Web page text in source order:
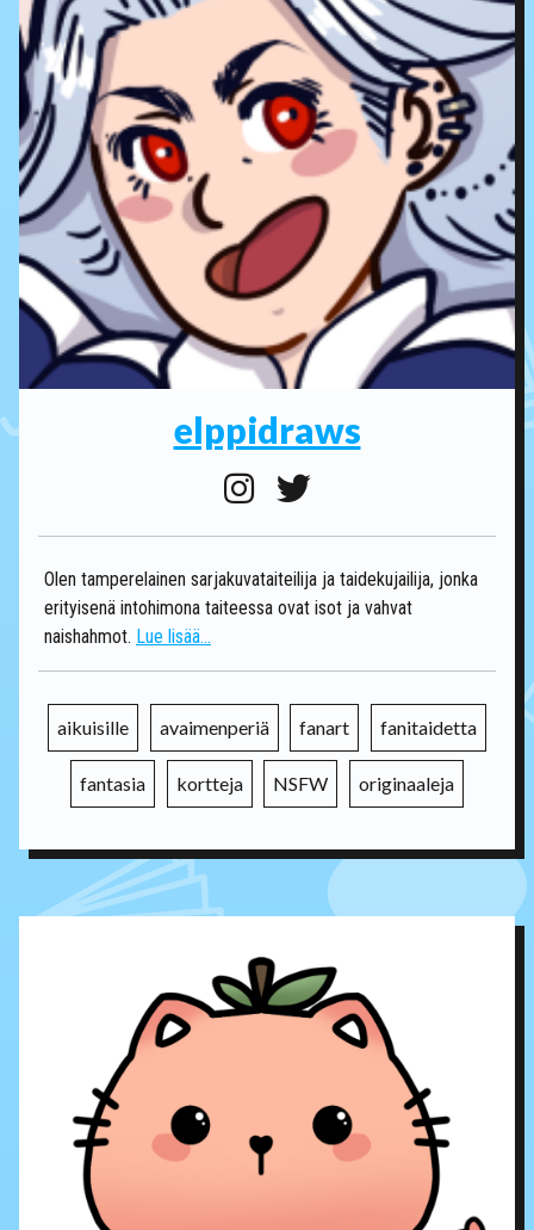
elppidraws
Olen tamperelainen sarjakuvataiteilija ja taidekujailija, jonka
erityisenä intohimona taiteessa ovat isot ja vahvat
naishahmot. Lue lisää...
aikuisille avaimenperiä fanart fanitaidetta
fantasia kortteja NSFW originaaleja